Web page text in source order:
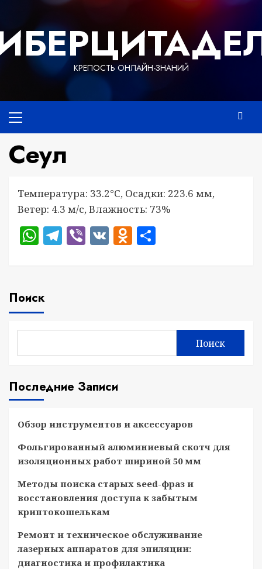
содержимому
КРЕПОСТЬ ОНЛАЙН-ЗНАНИЙ
меню
Сеул
Температура: 33.2°C, Осадки: 223.6 мм,
Ветер: 4.3 м/с, Влажность: 73%
WhatsApp
Telegram
Viber
VKOdnoklassniki
Поиск
Поиск
Последние Записи
Обзор инструментов и аксессуаров
Фольгированный алюминиевый скотч для
изоляционных работ шириной 50 мм
Методы поиска старых seed-фраз и
восстановления доступа к забытым
криптокошелькам
Ремонт и техническое обслуживание
лазерных аппаратов для эпиляции:
диагностика и профилактика